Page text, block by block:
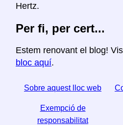
Hertz.
Per fi, per cert...
Estem renovant el blog!
bloc aquí.
Sobre aquest lloc web
Exempció de
responsabilitat